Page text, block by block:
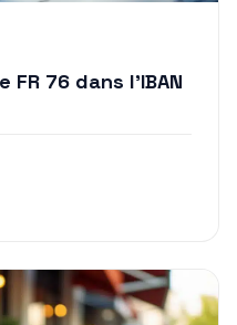
76 dans l’IBAN